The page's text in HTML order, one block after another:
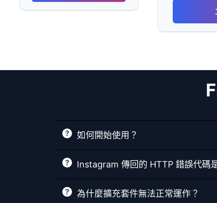
如何開始使用？
Instagram 傳回的 HTTP 錯誤代碼
為什麼擴充套件無法正常運作？